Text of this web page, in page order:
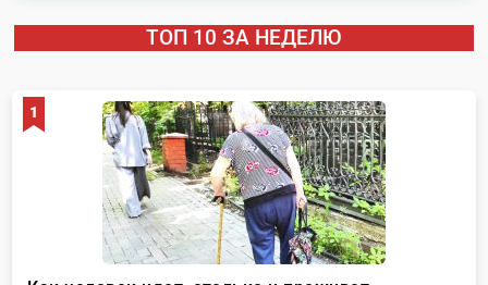
ТОП 10 ЗА НЕДЕЛЮ